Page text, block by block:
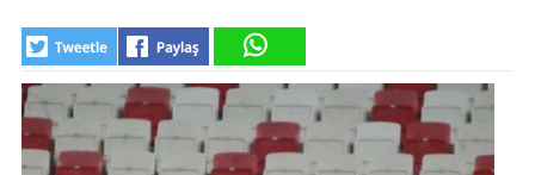
EKONOMİ
BELEDİYELER
SAĞLIK